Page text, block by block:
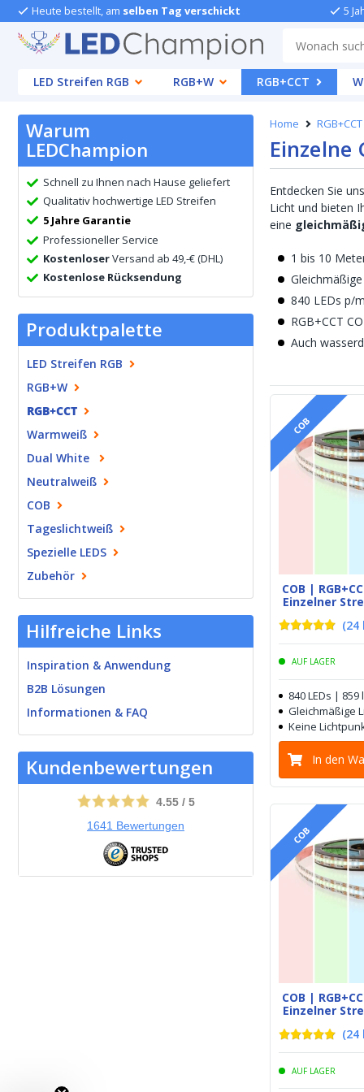
Heute bestellt, am selben Tag verschickt 5
LED Streifen RGB
RGB+W RGB+CCT
Warum
LEDChampion
Schnell zu Ihnen nach Hause geliefert
Qualitativ hochwertige LED Streifen
5 Jahre Garantie
Professioneller Service
KostenloserVersand ab 49,-€ (DHL)
Kostenlose Rücksendung
Produktpalette
LED Streifen RGB
RGB+W
RGB+CCT
Warmweiß
Dual White
Neutralweiß
COB
Tageslichtweiß
Spezielle LEDS
Zubehör
Hilfreiche Links
Inspiration & Anwendung
B2B Lösungen
Informationen & FAQ
Kundenbewertungen
4.55/ 5
1641 Bewertungen
Home RGB+CCT
Einzelne
Entdecken Sie
Licht und bieten
eine
1 bis 10
840 LEDs p/m
RGB+CCT
Auch
COB
COB |
Einzelner
(24
AUF LAGER
840 LEDs |
Gleichmäßige
Keine
In den
COB
COB |
Einzelner
(24
AUF LAGER